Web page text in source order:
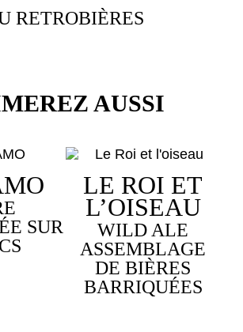
RETROBIÈRES
AUSSI
SUR
LE ROI ET
L’OISEAU
WILD ALE
ASSEMBLAGE
DE BIÈRES
BARRIQUÉES